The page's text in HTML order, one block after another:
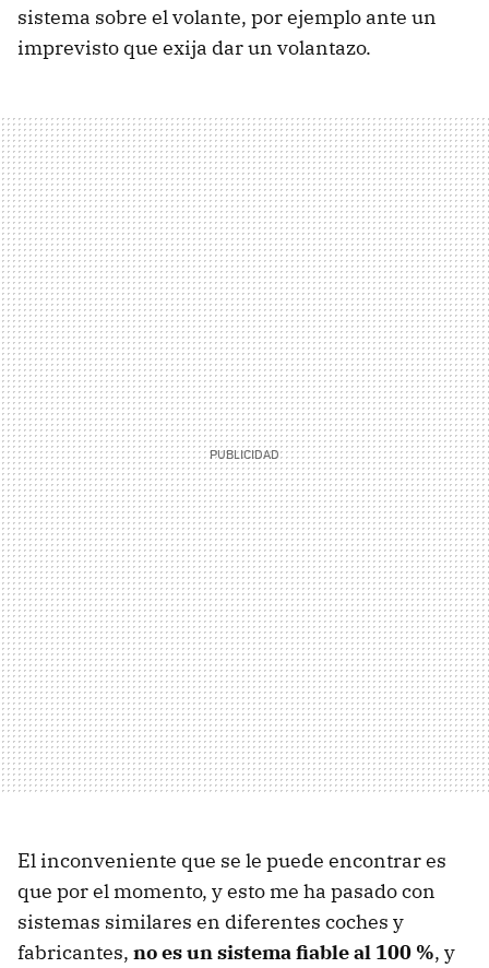
sistema sobre el volante, por ejemplo ante un
imprevisto que exija dar un volantazo.
El inconveniente que se le puede encontrar es
que por el momento, y esto me ha pasado con
sistemas similares en diferentes coches y
fabricantes, no es un sistema fiable al 100 %, y